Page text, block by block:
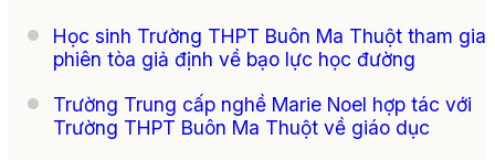
Học sinh Trường THPT Buôn Ma Thuột tham gia
phiên tòa giả định về bạo lực học đường
Trường Trung cấp nghề Marie Noel hợp tác với
Trường THPT Buôn Ma Thuột về giáo dục